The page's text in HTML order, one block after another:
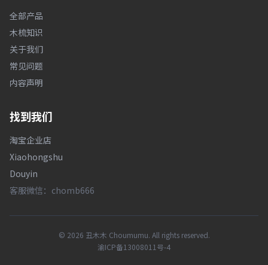
全部产品
木梳知识
关于我们
常见问题
内容声明
找到我们
淘宝企业店
Xiaohongshu
Douyin
客服微信：chomb666
© 2026 丑木木 Choumumu. All rights reserved.
渝ICP备13008011号-4